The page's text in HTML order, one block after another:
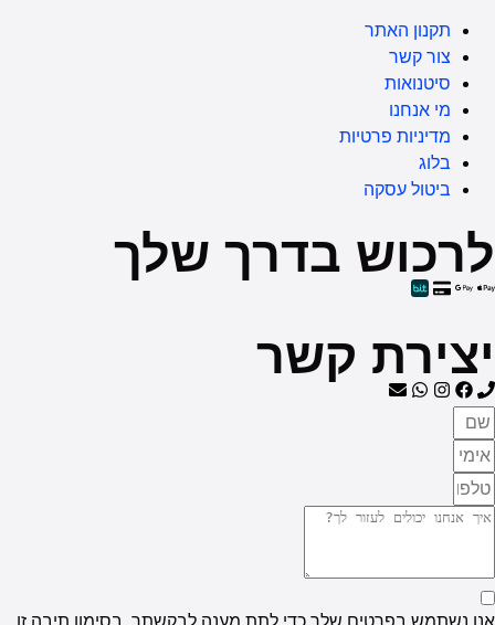
תקנון האתר
צור קשר
סיטנואות
מי אנחנו
מדיניות פרטיות
בלוג
ביטול עסקה
בדרך שלך
קשר
נשתמש בפרטים שלך כדי לתת מענה לבקשתך, בסימון תיבה זו